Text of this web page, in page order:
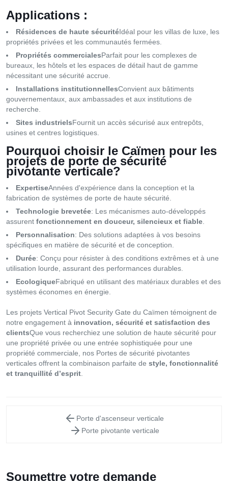
Applications :
Résidences de haute sécuritéIdéal pour les villas de luxe, les
propriétés privées et les communautés fermées.
Propriétés commercialesParfait pour les complexes de
bureaux, les hôtels et les espaces de détail haut de gamme
nécessitant une sécurité accrue.
Installations institutionnellesConvient aux bâtiments
gouvernementaux, aux ambassades et aux institutions de
recherche.
Sites industrielsFournit un accès sécurisé aux entrepôts,
usines et centres logistiques.
Pourquoi choisir le Caïmen pour les
projets de porte de sécurité
pivotante verticale?
ExpertiseAnnées d'expérience dans la conception et la
fabrication de systèmes de porte de haute sécurité.
Technologie brevetée: Les mécanismes auto-développés
assurent fonctionnement en douceur, silencieux et fiable
Personnalisation: Des solutions adaptées à vos besoins
spécifiques en matière de sécurité et de conception.
Durée: Conçu pour résister à des conditions extrêmes et à une
utilisation lourde, assurant des performances durables.
EcologiqueFabriqué en utilisant des matériaux durables et des
systèmes économes en énergie.
Les projets Vertical Pivot Security Gate du Caïmen témoignent de
notre engagement à innovation, sécurité et satisfaction des
clientsQue vous recherchiez une solution de haute sécurité pour
une propriété privée ou une entrée sophistiquée pour une
propriété commerciale, nos Portes de sécurité pivotantes
verticales offrent la combinaison parfaite de style, fonctionnalité
et tranquillité d’esprit
Porte d'ascenseur verticale
Porte pivotante verticale
Soumettre votre demande